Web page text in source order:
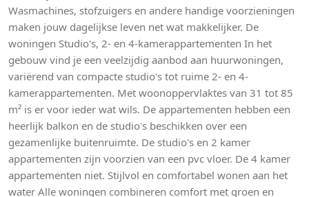
Wasmachines, stofzuigers en andere handige voorzieningen
maken jouw dagelijkse leven net wat makkelijker. De
woningen Studio's, 2- en 4-kamerappartementen In het
gebouw vind je een veelzijdig aanbod aan huurwoningen,
variërend van compacte studio's tot ruime 2- en 4-
kamerappartementen. Met woonoppervlaktes van 31 tot 85
m² is er voor ieder wat wils. De appartementen hebben een
heerlijk balkon en de studio's beschikken over een
gezamenlijke buitenruimte. De studio's en 2 kamer
appartementen zijn voorzien van een pvc vloer. De 4 kamer
appartementen niet. Stijlvol en comfortabel wonen aan het
water Alle woningen combineren comfort met groen en